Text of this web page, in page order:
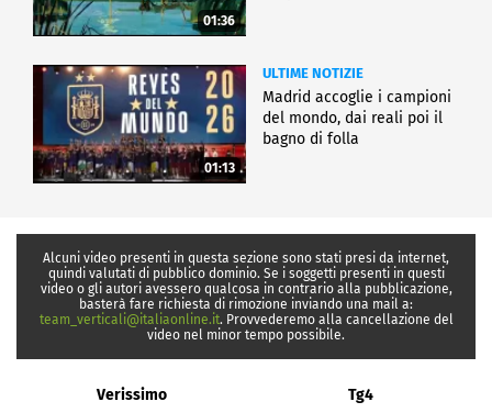
01:36
01:13
ULTIME NOTIZIE
Madrid accoglie i campioni
del mondo, dai reali poi il
bagno di folla
Alcuni video presenti in questa sezione sono stati presi da internet,
quindi valutati di pubblico dominio. Se i soggetti presenti in questi
video o gli autori avessero qualcosa in contrario alla pubblicazione,
basterà fare richiesta di rimozione inviando una mail a:
team_verticali@italiaonline.it. Provvederemo alla cancellazione del
video nel minor tempo possibile.
Verissimo Tg4